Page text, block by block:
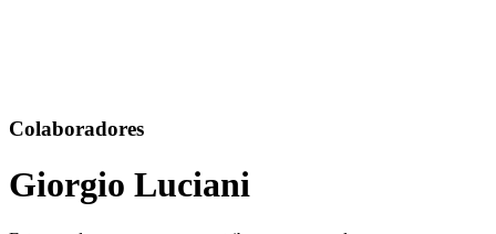
Colaboradores
Giorgio Luciani